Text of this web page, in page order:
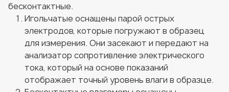
бесконтактные.
Игольчатые оснащены парой острых
электродов, которые погружают в образец
для измерения. Они засекают и передают на
анализатор сопротивление электрического
тока, который на основе показаний
отображает точный уровень влаги в образце.